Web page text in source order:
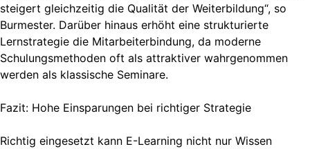
steigert gleichzeitig die Qualität der Weiterbildung“, so
Burmester. Darüber hinaus erhöht eine strukturierte
Lernstrategie die Mitarbeiterbindung, da moderne
Schulungsmethoden oft als attraktiver wahrgenommen
werden als klassische Seminare.
Fazit: Hohe Einsparungen bei richtiger Strategie
Richtig eingesetzt kann E-Learning nicht nur Wissen